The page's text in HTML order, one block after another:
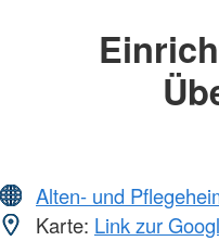
Alten- und
Karte: Link zur